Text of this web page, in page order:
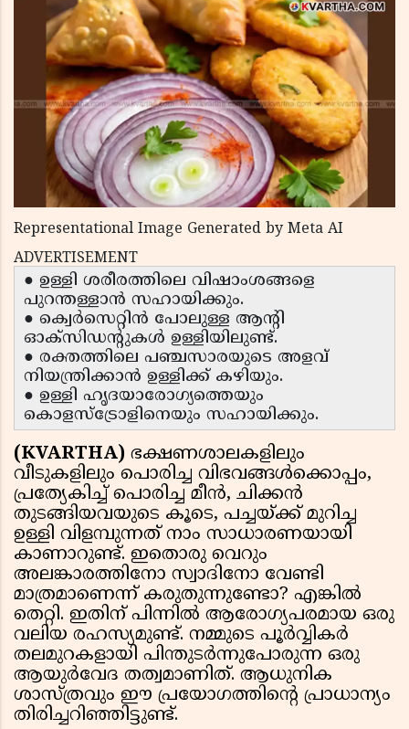
Representational Image Generated by Meta AI
ADVERTISEMENT
● ഉള്ളി ശരീരത്തിലെ വിഷാംശങ്ങളെ
പുറന്തള്ളാൻ സഹായിക്കും.
● ക്വെർസെറ്റിൻ പോലുള്ള ആന്റി
ഓക്സിഡന്റുകൾ ഉള്ളിയിലുണ്ട്.
● രക്തത്തിലെ പഞ്ചസാരയുടെ അളവ്
നിയന്ത്രിക്കാൻ ഉള്ളിക്ക് കഴിയും.
● ഉള്ളി ഹൃദയാരോഗ്യത്തെയും
കൊളസ്ട്രോളിനെയും സഹായിക്കും.
(KVARTHA) ഭക്ഷണശാലകളിലും
വീടുകളിലും പൊരിച്ച വിഭവങ്ങൾക്കൊപ്പം,
പ്രത്യേകിച്ച് പൊരിച്ച മീൻ, ചിക്കൻ
തുടങ്ങിയവയുടെ കൂടെ, പച്ചയ്ക്ക് മുറിച്ച
ഉള്ളി വിളമ്പുന്നത് നാം സാധാരണയായി
കാണാറുണ്ട്. ഇതൊരു വെറും
അലങ്കാരത്തിനോ സ്വാദിനോ വേണ്ടി
മാത്രമാണെന്ന് കരുതുന്നുണ്ടോ? എങ്കിൽ
തെറ്റി. ഇതിന് പിന്നിൽ ആരോഗ്യപരമായ ഒരു
വലിയ രഹസ്യമുണ്ട്. നമ്മുടെ പൂർവ്വികർ
തലമുറകളായി പിന്തുടർന്നുപോരുന്ന ഒരു
ആയുർവേദ തത്വമാണിത്. ആധുനിക
ശാസ്ത്രവും ഈ പ്രയോഗത്തിൻ്റെ പ്രാധാന്യം
തിരിച്ചറിഞ്ഞിട്ടുണ്ട്.